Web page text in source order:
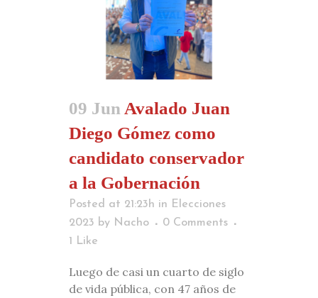
09 Jun Avalado Juan
Diego Gómez como
candidato conservador
a la Gobernación
Posted at 21:23h in Elecciones
2023 by Nacho
0 Comments
1 Like
Luego de casi un cuarto de siglo
de vida pública, con 47 años de